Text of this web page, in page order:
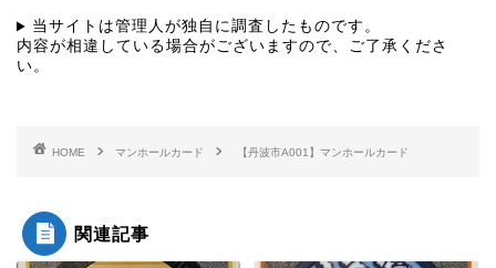
当サイトは管理人が独自に調査したものです。
内容が相違している場合がございますので、ご了承くださ
い。
HOME マンホールカード 【丹波市A001】マンホールカード
関連記事